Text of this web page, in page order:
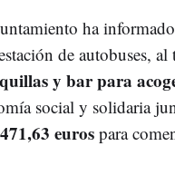
ha
de autobuses,
y bar para
social y solidaria
euros para